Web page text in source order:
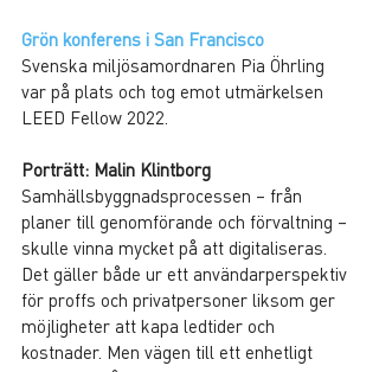
Grön konferens i San Francisco
Svenska miljösamordnaren Pia Öhrling
var på plats och tog emot utmärkelsen
LEED Fellow 2022.
Porträtt: Malin Klintborg
Samhällsbyggnadsprocessen – från
planer till genomförande och förvaltning –
skulle vinna mycket på att digitaliseras.
Det gäller både ur ett användarperspektiv
för proffs och privatpersoner liksom ger
möjligheter att kapa ledtider och
kostnader. Men vägen till ett enhetligt